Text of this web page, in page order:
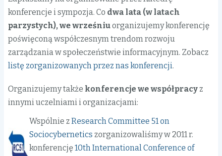
konferencje i sympozja. Co dwa lata (w latach
parzystych), we wrześniuorganizujemy konferencję
poświęconą współczesnym trendom rozwoju
zarządzania w społeczeństwie informacyjnym. Zobacz
listę zorganizowanych przez nas konferencji.
Organizujemy także konferencje we współpracy z
innymi uczelniami i organizacjami:
Wspólnie z Research Committee 51 on
Sociocybernetics zorganizowaliśmy w 2011 r.
konferencję 10th International Conference of